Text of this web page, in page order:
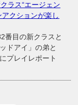
ラス“エージェン
クションが楽し
目の新クラスと
ドアイ」の弟と
プレイレポート